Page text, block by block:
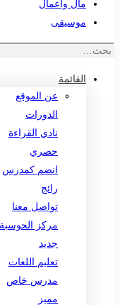
مال وأعمال
موسيقى
Search
القائمة
عن الموقع
الدورات
نادي القراءة
حصري
انضم كمدرس
رائج
تواصل معنا
مركز الحوسبة
جديد
تعليم اللغات
مدرس خاص
مميز